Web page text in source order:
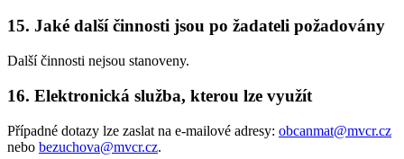
15. Jaké další činnosti jsou po žadateli požadovány
Další činnosti nejsou stanoveny.
16. Elektronická služba, kterou lze využít
Případné dotazy lze zaslat na e-mailové adresy: obcanmat@mvcr.cz
nebo bezuchova@mvcr.cz.